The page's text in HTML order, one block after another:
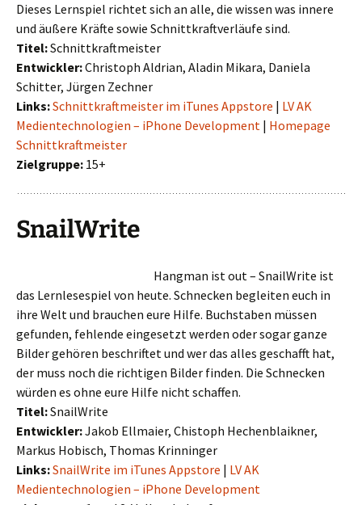
Dieses Lernspiel richtet sich an alle, die wissen was innere
und äußere Kräfte sowie Schnittkraftverläufe sind.
Titel:Schnittkraftmeister
Entwickler:Christoph Aldrian, Aladin Mikara, Daniela
Schitter, Jürgen Zechner
Links:Schnittkraftmeister im iTunes Appstore | LV AK
Medientechnologien – iPhone Development | Homepage
Schnittkraftmeister
Zielgruppe: 15+
SnailWrite
Hangman ist out – SnailWrite ist
das Lernlesespiel von heute. Schnecken begleiten euch in
ihre Welt und brauchen eure Hilfe. Buchstaben müssen
gefunden, fehlende eingesetzt werden oder sogar ganze
Bilder gehören beschriftet und wer das alles geschafft hat,
der muss noch die richtigen Bilder finden. Die Schnecken
würden es ohne eure Hilfe nicht schaffen.
Titel:SnailWrite
Entwickler:Jakob Ellmaier, Chistoph Hechenblaikner,
Markus Hobisch, Thomas Krinninger
Links:SnailWrite im iTunes Appstore | LV AK
Medientechnologien – iPhone Development